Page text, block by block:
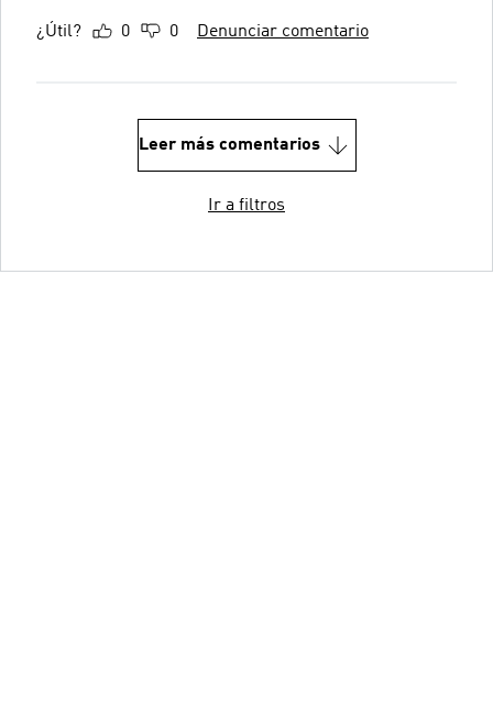
¿Útil? 0 0 Denunciar comentario
Leer más comentarios
Ir a filtros